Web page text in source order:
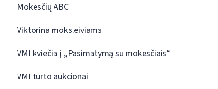
Mokesčių ABC
Viktorina moksleiviams
VMI kviečia į „Pasimatymą su mokesčiais“
VMI turto aukcionai